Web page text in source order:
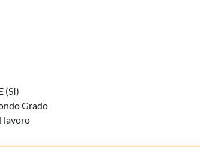
(SI)
Grado
lavoro